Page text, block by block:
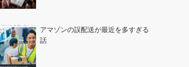
アマゾンの誤配送が最近を多すぎる
話